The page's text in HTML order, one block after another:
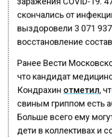
скончались от
выздоровели 3 071
восстановление
Ранее Вести
что кандидат
Кондрахин отметил,
свиным гриппом есть
Больше всего ему
дети в коллективах и